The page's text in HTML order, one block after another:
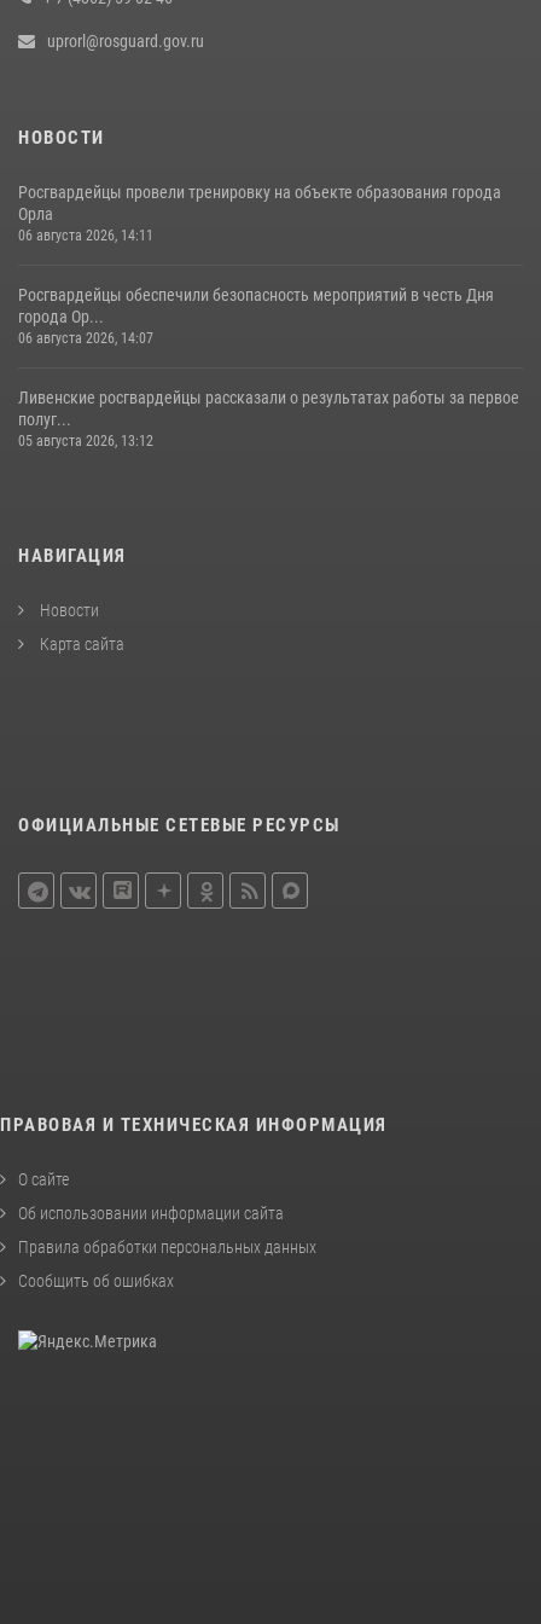
uprorl@rosguard.gov.ru
НОВОСТИ
Росгвардейцы провели тренировку на объекте образования города
Орла
06 августа 2026, 14:11
Росгвардейцы обеспечили безопасность мероприятий в честь Дня
города Ор...
06 августа 2026, 14:07
Ливенские росгвардейцы рассказали о результатах работы за первое
полуг...
05 августа 2026, 13:12
НАВИГАЦИЯ
Новости
Карта сайта
ОФИЦИАЛЬНЫЕ СЕТЕВЫЕ РЕСУРСЫ
ПРАВОВАЯ И ТЕХНИЧЕСКАЯ ИНФОРМАЦИЯ
О сайте
Об использовании информации сайта
Правила обработки персональных данных
Сообщить об ошибках